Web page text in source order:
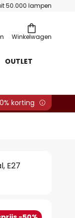
50.000 lampen
Winkelwagen
OUTLET
korting
E27